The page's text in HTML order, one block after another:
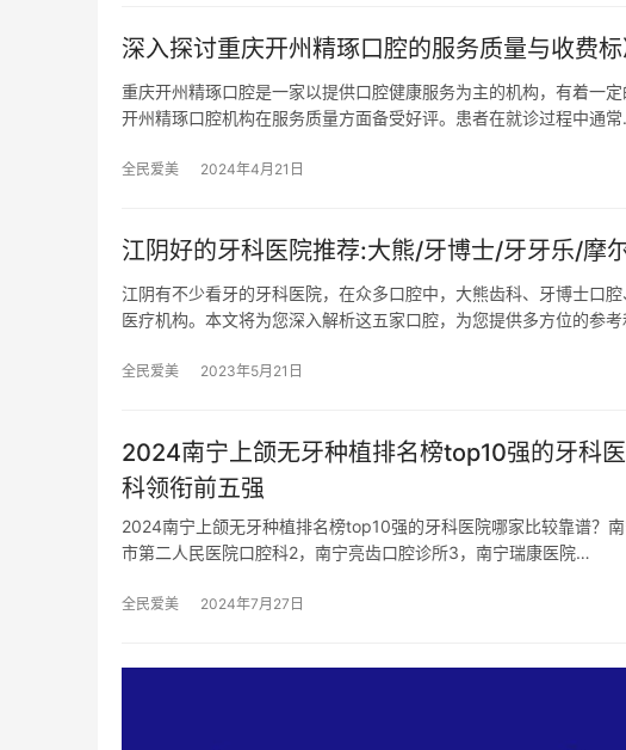
深入探讨重庆开州精琢口腔的服务质量与收费
重庆开州精琢口腔是一家以提供口腔健康服务为主的机构，有着一
开州精琢口腔机构在服务质量方面备受好评。患者在就诊过程中通
全民爱美 2024年4月21日
江阴好的牙科医院推荐:大熊/牙博士/牙牙乐/摩
江阴有不少看牙的牙科医院，在众多口腔中，大熊齿科、牙博士口
医疗机构。本文将为您深入解析这五家口腔，为您提供多方位的参
全民爱美 2023年5月21日
2024南宁上颌无牙种植排名榜top10强的牙科
科领衔前五强
2024南宁上颌无牙种植排名榜top10强的牙科医院哪家比较靠谱？
市第二人民医院口腔科2，南宁亮齿口腔诊所3，南宁瑞康医院…
全民爱美 2024年7月27日